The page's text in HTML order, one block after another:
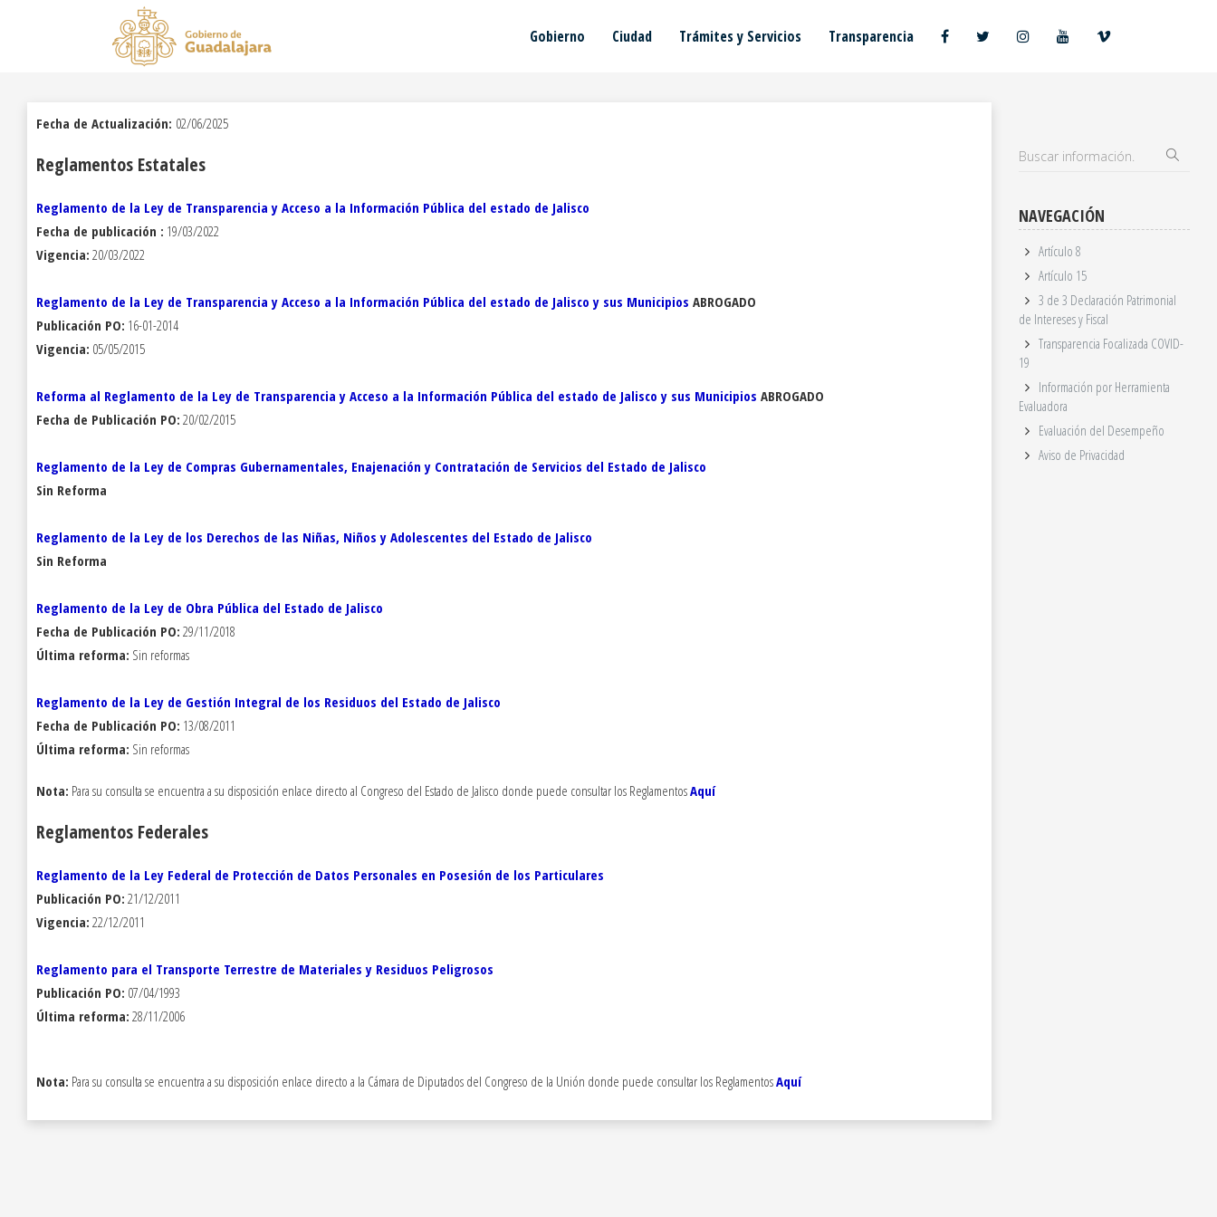
Gobierno Ciudad Trámites y Servicios Transparencia
Fecha de Actualización: 02/06/2025
Reglamentos Estatales
Reglamento de la Ley de Transparencia y Acceso a la Información Pública del estado de Jalisco
Fecha de publicación : 19/03/2022
Vigencia: 20/03/2022
Reglamento de la Ley de Transparencia y Acceso a la Información Pública del estado de Jalisco y sus Municipios ABROGADO
Publicación PO: 16-01-2014
Vigencia: 05/05/2015
Reforma al Reglamento de la Ley de Transparencia y Acceso a la Información Pública del estado de Jalisco y sus Municipios ABROGADO
Fecha de Publicación PO: 20/02/2015
Reglamento de la Ley de Compras Gubernamentales, Enajenación y Contratación de Servicios del Estado de Jalisco
Sin Reforma
Reglamento de la Ley de los Derechos de las Niñas, Niños y Adolescentes del Estado de Jalisco
Sin Reforma
Reglamento de la Ley de Obra Pública del Estado de Jalisco
Fecha de Publicación PO: 29/11/2018
Última reforma: Sin reformas
Reglamento de la Ley de Gestión Integral de los Residuos del Estado de Jalisco
Fecha de Publicación PO: 13/08/2011
Última reforma: Sin reformas
Nota: Para su consulta se encuentra a su disposición enlace directo al Congreso del Estado de Jalisco donde puede consultar los ReglamentosAquí
Reglamentos Federales
Reglamento de la Ley Federal de Protección de Datos Personales en Posesión de los Particulares
Publicación PO: 21/12/2011
Vigencia: 22/12/2011
Reglamento para el Transporte Terrestre de Materiales y Residuos Peligrosos
Publicación PO: 07/04/1993
Última reforma: 28/11/2006
Nota: Para su consulta se encuentra a su disposición enlace directo a la Cámara de Diputados del Congreso de la Unión donde puede consultar los ReglamentosAquí
NAVEGACIÓN
Artículo 8
Artículo 15
3 de 3 Declaración Patrimonial
de Intereses y Fiscal
Transparencia Focalizada COVID-
19
Información por Herramienta
Evaluadora
Evaluación del Desempeño
Aviso de Privacidad